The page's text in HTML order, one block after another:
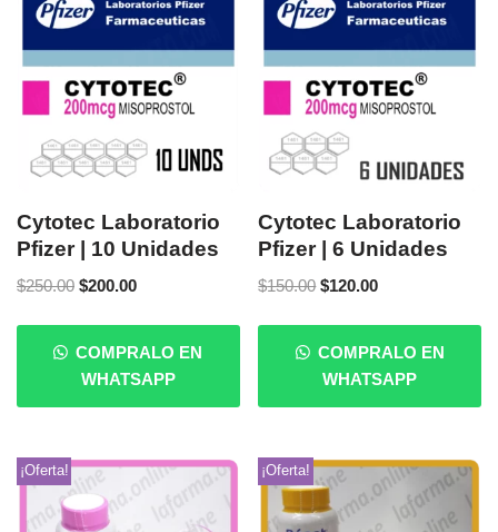
Cytotec Laboratorio
Pfizer | 10 Unidades
$250.00 $200.00
COMPRALO EN
WHATSAPP
Cytotec Laboratorio
Pfizer | 6 Unidades
$150.00 $120.00
COMPRALO EN
WHATSAPP
¡Oferta! ¡Oferta!